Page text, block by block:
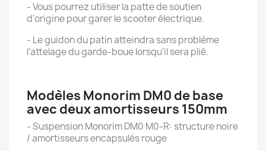
- Vous pourrez utiliser la patte de soutien
d’origine pour garer le scooter électrique.
- Le guidon du patin atteindra sans problème
l’attelage du garde-boue lorsqu’il sera plié.
Modèles Monorim DM0 de base
avec deux amortisseurs 150mm
- Suspension Monorim DM0 M0-R: structure noire
/ amortisseurs encapsulés rouge